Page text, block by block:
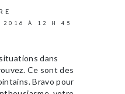
2016 À 12 H 45
dans
Ce sont des
Bravo pour